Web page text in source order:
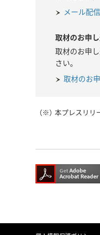
メール配
取材のお申
取材のお申
さい。
取材のお
（※）本プレスリリ